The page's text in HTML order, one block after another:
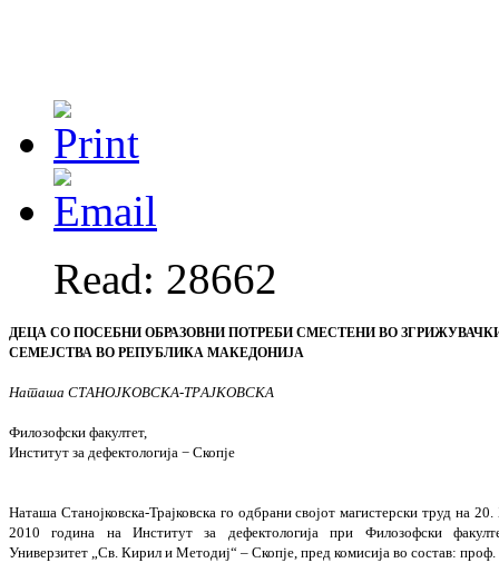
Read: 28662
ДЕЦА СО ПОСЕБНИ ОБРАЗОВНИ ПОТРЕБИ СМЕСТЕНИ ВО
СЕМЕЈСТВА ВО РЕПУБЛИКА МАКЕДОНИЈА
Наташа СТАНОЈКОВСКА-ТРАЈКОВСКА
Филозофски факултет,
Институт за дефектологија − Скопје
Наташа Станојковска-Трајковска го одбрани својот магистерски труд на 20.
2010 година на Институт за дефектологија при Филозофски
Универзитет „Св. Кирил и Методиј“ – Скопје, пред комисија во состав: проф.